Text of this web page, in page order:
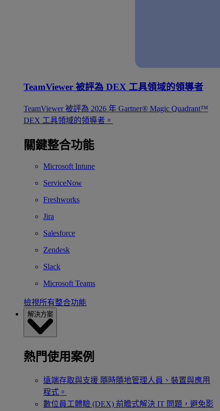
TeamViewer 被評為 DEX 工具領域的領導者
TeamViewer 被評為 2026 年 Gartner® Magic Quadrant™
DEX 工具領域的領導者。
關鍵整合功能
Microsoft Intune
ServiceNow
Freshworks
Jira
Salesforce
Zendesk
Slack
Microsoft Teams
檢視所有整合功能
解決方案
熱門使用案例
遠端存取與支援 隨時隨地管理人員、裝置與應用
程式。
數位員工體驗 (DEX) 前瞻式解決 IT 問題，避免影